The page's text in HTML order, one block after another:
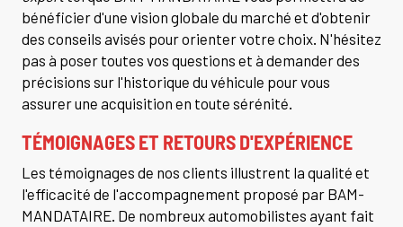
bénéficier d'une vision globale du marché et d'obtenir
des conseils avisés pour orienter votre choix. N'hésitez
pas à poser toutes vos questions et à demander des
précisions sur l'historique du véhicule pour vous
assurer une acquisition en toute sérénité.
TÉMOIGNAGES ET RETOURS D'EXPÉRIENCE
Les témoignages de nos clients illustrent la qualité et
l'efficacité de l'accompagnement proposé par BAM-
MANDATAIRE. De nombreux automobilistes ayant fait